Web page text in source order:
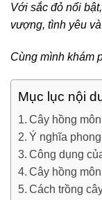
Với sắc đỏ nổi
vượng, tình yêu
Cùng mình khám
Mục lục nội
Cây hồng
Ý nghĩa
Công dụng
Cây hồng
Cách trồng